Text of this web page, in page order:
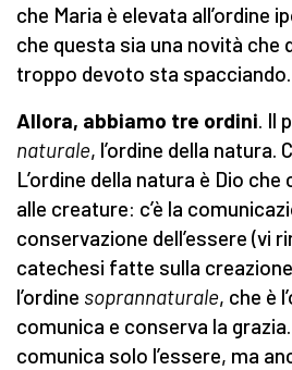
che Maria è elevata all’ordine
che questa sia una novità che
troppo devoto sta
Allora, abbiamo tre ordini. Il
naturale, l’ordine della natura.
L’ordine della natura è Dio che
alle creature: c’è la
conservazione dell’essere (vi
catechesi fatte sulla
l’ordine soprannaturale, che è
comunica e conserva la
comunica solo l’essere, ma